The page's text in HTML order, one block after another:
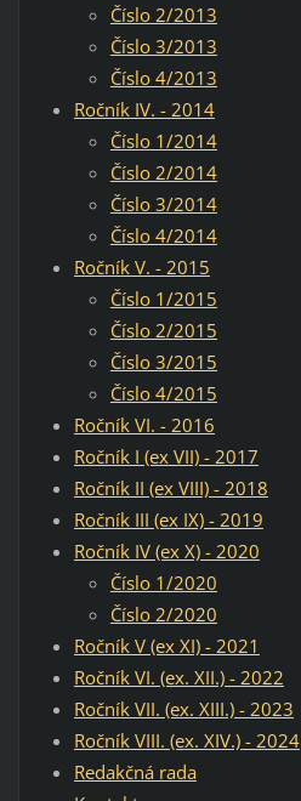
Číslo 2/2013
Číslo 3/2013
Číslo 4/2013
Ročník IV. - 2014
Číslo 1/2014
Číslo 2/2014
Číslo 3/2014
Číslo 4/2014
Ročník V. - 2015
Číslo 1/2015
Číslo 2/2015
Číslo 3/2015
Číslo 4/2015
Ročník VI. - 2016
Ročník I (ex VII) - 2017
Ročník II (ex VIII) - 2018
Ročník III (ex IX) - 2019
Ročník IV (ex X) - 2020
Číslo 1/2020
Číslo 2/2020
Ročník V (ex XI) - 2021
Ročník VI. (ex. XII.) - 2022
Ročník VII. (ex. XIII.) - 2023
Ročník VIII. (ex. XIV.) - 2024
Redakčná rada